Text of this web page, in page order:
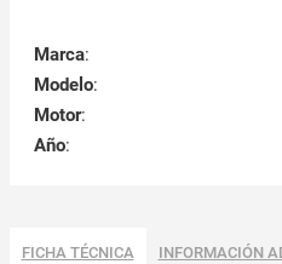
Marca:
Modelo:
Motor:
Año:
FICHA TÉCNICA INFORMACIÓN